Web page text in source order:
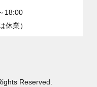
18:00
休業）
Reserved.